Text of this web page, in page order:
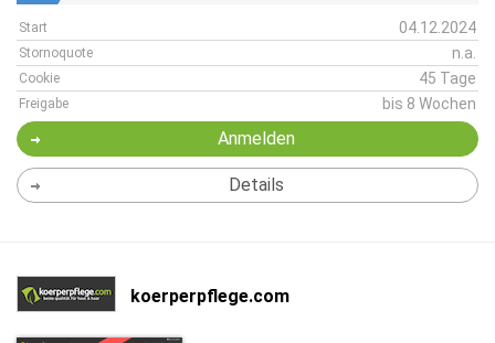
Start 04.12.2024
Stornoquote n.a.
Cookie 45 Tage
Freigabe bis 8 Wochen
Anmelden
Details
koerperpflege.com